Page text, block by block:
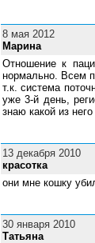
8 мая 2012
Марина
Отношение к
нормально. Всем
т.к. система
уже 3-й день,
знаю какой из
13 декабря 2010
красотка
они мне кошку
30 января 2010
Татьяна